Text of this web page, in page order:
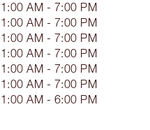
AM - 7:00 PM
AM - 7:00 PM
AM - 7:00 PM
AM - 7:00 PM
AM - 7:00 PM
AM - 7:00 PM
AM - 6:00 PM